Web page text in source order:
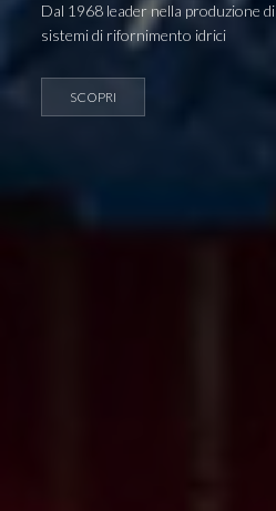
Dal 1968 leader nella produzione di
sistemi di rifornimento idrici
SCOPRI